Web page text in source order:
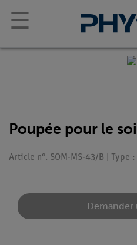
☰
Poupée pour le
Article n°. SOM-MS-43/B | Type
Demander